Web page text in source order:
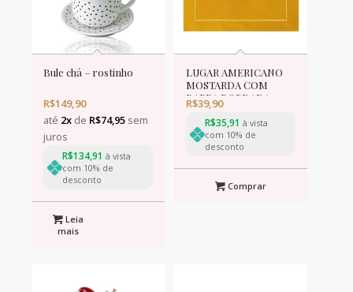
Bule chá – rostinho
R$149,90
até 2xde R$74,95sem
juros
R$134,91 à vista
com 10% de
desconto
Leia
mais
LUGAR AMERICANO
MOSTARDA COM
BARRA BORDADA un
R$39,90
R$35,91 à vista
com 10% de
desconto
Comprar